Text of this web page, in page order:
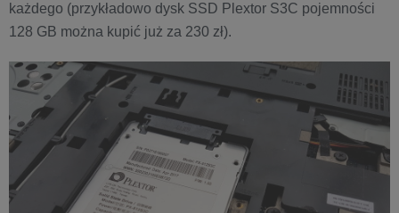
każdego (przykładowo dysk SSD Plextor S3C pojemności
128 GB można kupić już za 230 zł).